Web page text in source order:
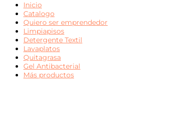
Inicio
Catalogo
Quiero ser emprendedor
Limpiapisos
Detergente Textil
Lavaplatos
Quitagrasa
Gel Antibacterial
Más productos